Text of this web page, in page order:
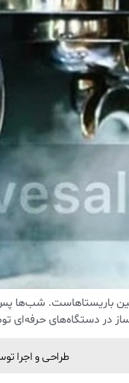
باریستاهاست. شب‌ها پس
در دستگاه‌های
طراحی و اجرا